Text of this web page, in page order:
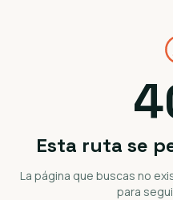
Esta ruta se
La página que buscas no
para